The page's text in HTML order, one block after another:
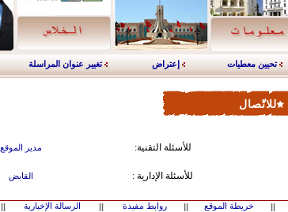
تحيين معطيات إعتراض تغيير عنوان المراسلة
للاتّصال
مدير الموقع :للأسئلة التقنية
القابض : للأسئلة الإدارية
|| خريطة الموقع || روابط مفيدة || الرسالة الإخبارية ||